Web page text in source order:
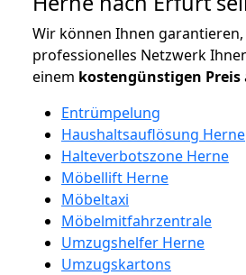
Wir können Ihnen
professionelles Netzwerk
einem kostengünstigen Preis
Entrümpelung
Haushaltsauflösung Herne
Halteverbotszone Herne
Möbellift Herne
Möbeltaxi
Möbelmitfahrzentrale
Umzugshelfer Herne
Umzugskartons